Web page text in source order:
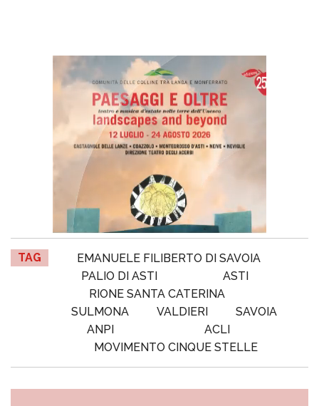
TAG
EMANUELE FILIBERTO DI SAVOIA
PALIO DI ASTI
ASTI
RIONE SANTA CATERINA
SULMONA
VALDIERI
SAVOIA
ANPI
ACLI
MOVIMENTO CINQUE STELLE